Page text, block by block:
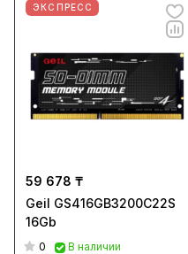
ЭКСПРЕСС
59 678 ₸
Geil GS416GB3200C22S
16Gb
0 В наличии